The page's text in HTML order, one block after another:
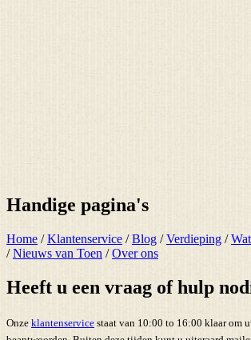
Handige pagina's
Home /Klantenservice /Blog /Verdieping /
/Nieuws van Toen /Over ons
Heeft u een vraag of hulp
Onze klantenservice staat van 10:00 to 16:00 klaar om